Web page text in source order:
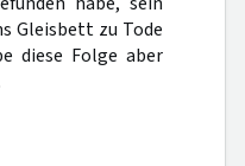
Gleisbett zu Tode
diese Folge aber